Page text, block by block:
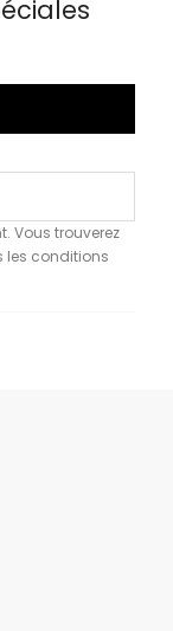
Vous trouverez
les conditions